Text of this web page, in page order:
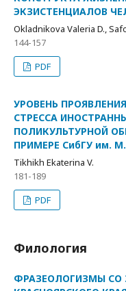
ЭКЗИСТЕНЦИАЛОВ
Okladnikova Valeria D.,
144-157
PDF
УРОВЕНЬ
СТРЕССА
ПОЛИКУЛЬТУРНОЙ
ПРИМЕРЕ СибГУ им.
Tikhikh Ekaterina V.
181-189
PDF
Филология
ФРАЗЕОЛОГИЗМЫ СО